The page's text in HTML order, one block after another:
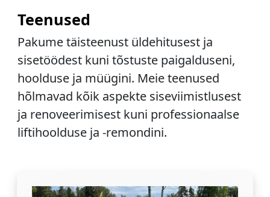
Teenused
Pakume täisteenust üldehitusest ja
sisetöödest kuni tõstuste paigalduseni,
hoolduse ja müügini. Meie teenused
hõlmavad kõik aspekte siseviimistlusest
ja renoveerimisest kuni professionaalse
liftihoolduse ja -remondini.